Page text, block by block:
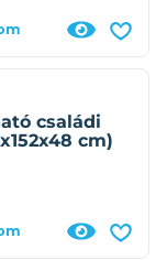
családi
cm)